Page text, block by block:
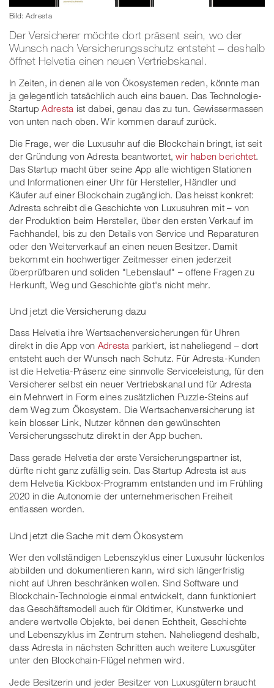
Bild: Adresta
Der Versicherer möchte dort präsent sein, wo der
Wunsch nach Versicherungsschutz entsteht – deshalb
öffnet Helvetia einen neuen Vertriebskanal.
In Zeiten, in denen alle von Ökosystemen reden, könnte man
ja gelegentlich tatsächlich auch eins bauen. Das Technologie-
StartupAdresta ist dabei, genau das zu tun. Gewissermassen
von unten nach oben. Wir kommen darauf zurück.
Die Frage, wer die Luxusuhr auf die Blockchain bringt, ist seit
der Gründung von Adresta beantwortet,wir haben berichtet.
Das Startup macht über seine App alle wichtigen Stationen
und Informationen einer Uhr für Hersteller, Händler und
Käufer auf einer Blockchain zugänglich. Das heisst konkret:
Adresta schreibt die Geschichte von Luxusuhren mit – von
der Produktion beim Hersteller, über den ersten Verkauf im
Fachhandel, bis zu den Details von Service und Reparaturen
oder den Weiterverkauf an einen neuen Besitzer. Damit
bekommt ein hochwertiger Zeitmesser einen jederzeit
überprüfbaren und soliden "Lebenslauf" – offene Fragen zu
Herkunft, Weg und Geschichte gibt's nicht mehr.
Und jetzt die Versicherung dazu
Dass Helvetia ihre Wertsachenversicherungen für Uhren
direkt in die App von Adresta parkiert, ist naheliegend – dort
entsteht auch der Wunsch nach Schutz. Für Adresta-Kunden
ist die Helvetia-Präsenz eine sinnvolle Serviceleistung, für den
Versicherer selbst ein neuer Vertriebskanal und für Adresta
ein Mehrwert in Form eines zusätzlichen Puzzle-Steins auf
dem Weg zum Ökosystem. Die Wertsachenversicherung ist
kein blosser Link, Nutzer können den gewünschten
Versicherungsschutz direkt in der App buchen.
Dass gerade Helvetia der erste Versicherungspartner ist,
dürfte nicht ganz zufällig sein. Das Startup Adresta ist aus
dem Helvetia Kickbox-Programm entstanden und im Frühling
2020 in die Autonomie der unternehmerischen Freiheit
entlassen worden.
Und jetzt die Sache mit dem Ökosystem
Wer den vollständigen Lebenszyklus einer Luxusuhr lückenlos
abbilden und dokumentieren kann, wird sich längerfristig
nicht auf Uhren beschränken wollen. Sind Software und
Blockchain-Technologie einmal entwickelt, dann funktioniert
das Geschäftsmodell auch für Oldtimer, Kunstwerke und
andere wertvolle Objekte, bei denen Echtheit, Geschichte
und Lebenszyklus im Zentrum stehen. Naheliegend deshalb,
dass Adresta in nächsten Schritten auch weitere Luxusgüter
unter den Blockchain-Flügel nehmen wird.
Jede Besitzerin und jeder Besitzer von Luxusgütern braucht